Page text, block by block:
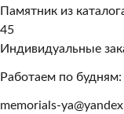
Памятник из
45
Индивидуальные
Работаем по
memorials-